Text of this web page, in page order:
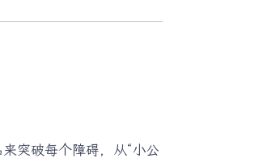
突破每个障碍，从“小公